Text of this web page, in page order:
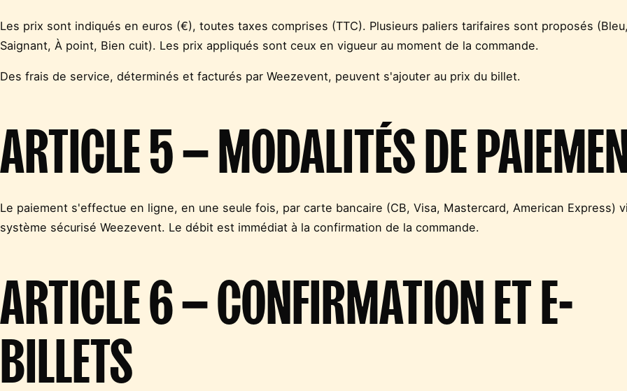
Les prix sont indiqués en euros (€), toutes taxes comprises (TTC). Plusieurs paliers tarifaires sont proposés (Bleu,
Saignant, À point, Bien cuit). Les prix appliqués sont ceux en vigueur au moment de la commande.
Des frais de service, déterminés et facturés par Weezevent, peuvent s'ajouter au prix du billet.
ARTICLE 5 — MODALITÉS DE
Le paiement s'effectue en ligne, en une seule fois, par carte bancaire (CB, Visa, Mastercard, American Express)
système sécurisé Weezevent. Le débit est immédiat à la confirmation de la commande.
ARTICLE 6 — CONFIRMATION ET E-
BILLETS